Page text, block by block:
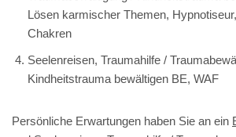
Lösen karmischer Themen,
Chakren
Seelenreisen, Traumahilfe /
Kindheitstrauma bewältigen BE, WAF
Persönliche Erwartungen haben Sie an ein